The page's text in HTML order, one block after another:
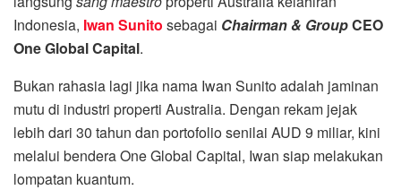
Indonesia, Iwan Sunito sebagai Chairman & GroupCEO
One Global Capital.
Bukan rahasia lagi jika nama Iwan Sunito adalah jaminan
mutu di industri properti Australia. Dengan rekam jejak
lebih dari 30 tahun dan portofolio senilai AUD 9 miliar, kini
melalui bendera One Global Capital, Iwan siap melakukan
lompatan kuantum.